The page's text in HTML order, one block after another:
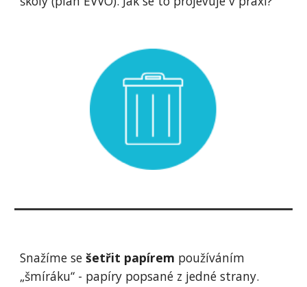
Snažíme sešetřit papírem používáním
„šmíráku“ - papíry popsané z jedné strany.